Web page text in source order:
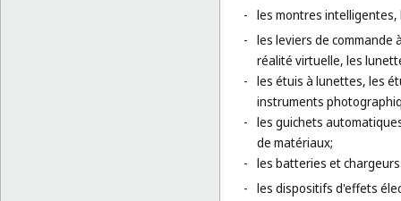
- les montres
- les leviers de commande
réalité virtuelle, les
- les étuis à lunettes, les
instruments
- les guichets
de matériaux;
- les batteries et
- les dispositifs d'effets